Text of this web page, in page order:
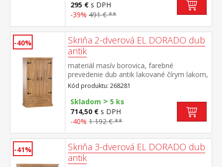
295 € s DPH
-39% 491 € **
-40%
Skriňa 2-dverová EL DORADO dub
antik
materiál masív borovica, farebné
prevedenie dub antik lakované čírym lakom,
vlis drevenej štruktúry v hornej časti
šatníková tyč a polica na klobúky v dolnej
časti široká zásuvka súčasť zostavy EL
DORADO
Kód produktu: 268281
Skladom > 5 ks
714,50 € s DPH
-40% 1 192 € **
-41%
Skriňa 3-dverová EL DORADO dub
antik